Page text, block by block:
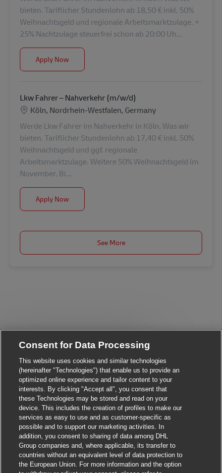
bieten. Tariflicher Stundenlohn ab 18,50 € inkl. 50%
Weihnachtsgeld und regionale Arbeitsmarktzulage. +
25% Nachtzulage steuerfrei schon ab 20:00 Uh...
Apply NowLkw Fahrer – Nahverkehr (m/w/d)
Lkw Fahrer – Nahverkehr (m/w/d)
Location
Köln, Nordrhein-Westfalen, Germany
Werde Lkw Fahrer im Nahverkehr in Köln. Was wir
bieten. Tariflicher Stundenlohn ab 17,40 € inkl. 50%
Weihnachtsgeld und ggf. regionale
Arbeitsmarktzulage. Weitere 50% Weihnachtsgeld im
November. Bi...
Apply NowLkw Fahrer – Nahverkehr (m/w/d)
See More
Hi There!
Are you interested in this job?
Close chatbot
I'm interested Similar Jobs
Consent for Data Processing
This website uses cookies and similar technologies
(hereinafter "Technologies") that enable us to provide an
optimized online experience and tailor content to your
interests. By clicking "Accept all", you consent that
these Technologies may be stored and read on your
device. This includes the creation of profiles to make our
services as easy to use and as customer-specific as
possible and to support our marketing activities. In
addition, you consent to sharing of data among DHL
Group companies and, where applicable, its transfer to
countries without an equivalent level of data protection to
the European Union. For more information and the option